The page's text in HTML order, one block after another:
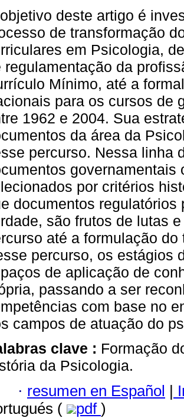
deste artigo é
de transformação
em Psicologia,
regulamentação da
Mínimo, até a
para os cursos de
1962 e 2004. Sua
da área da
percurso. Nessa linha
por critérios
documentos
são frutos de lutas
até a formulação
percurso, os estágios
de aplicação de
passando a ser
com base no
campos de atuação do
clave : Formação
da Psicologia.
· resumen en Español |
(
pdf )